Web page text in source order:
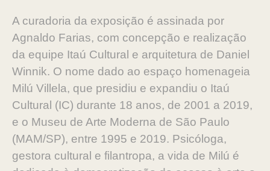
A curadoria da exposição é assinada por
Agnaldo Farias, com concepção e realização
da equipe Itaú Cultural e arquitetura de Daniel
Winnik. O nome dado ao espaço homenageia
Milú Villela, que presidiu e expandiu o Itaú
Cultural (IC) durante 18 anos, de 2001 a 2019,
e o Museu de Arte Moderna de São Paulo
(MAM/SP), entre 1995 e 2019. Psicóloga,
gestora cultural e filantropa, a vida de Milú é